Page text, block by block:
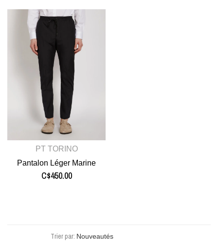
PT TORINO
Pantalon Léger Marine
C$450.00
Trier par: